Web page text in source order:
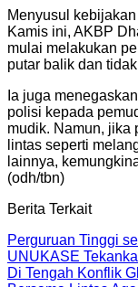
Menyusul
Kamis ini, AKBP
mulai melakukan
putar balik dan
Ia juga
polisi kepada
mudik. Namun, jika
lintas seperti
lainnya,
(odh/tbn)
Berita Terkait
Perguruan Tinggi
UNUKASE
Di Tengah Konflik